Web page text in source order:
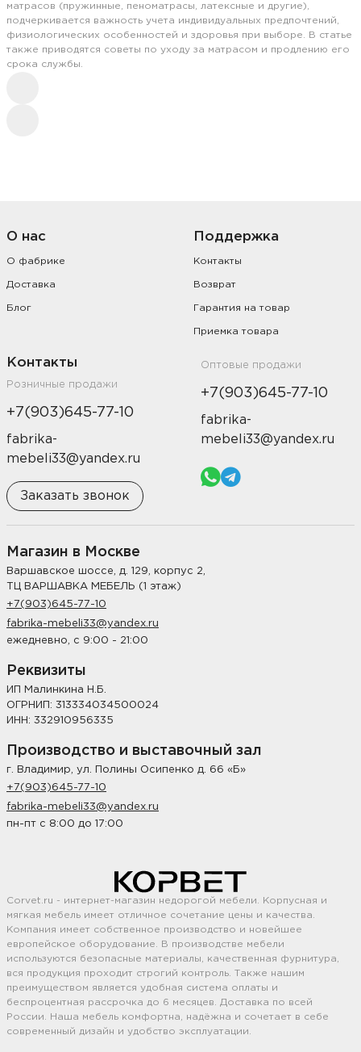
матрасов (пружинные, пеноматрасы, латексные и другие),
подчеркивается важность учета индивидуальных предпочтений,
физиологических особенностей и здоровья при выборе. В статье
также приводятся советы по уходу за матрасом и продлению его
срока службы.
О нас
О фабрике
Доставка
Блог
Поддержка
Контакты
Возврат
Гарантия на товар
Приемка товара
Контакты
Розничные продажи
+7(903)645-77-10
fabrika-
mebeli33@yandex.ru
Заказать звонок
Оптовые продажи
+7(903)645-77-10
fabrika-
mebeli33@yandex.ru
Магазин в Москве
Варшавское шоссе, д. 129, корпус 2,
ТЦ ВАРШАВКА МЕБЕЛЬ (1 этаж)
+7(903)645-77-10
fabrika-mebeli33@yandex.ru
ежедневно, с 9:00 - 21:00
Реквизиты
ИП Малинкина Н.Б.
ОГРНИП: 313334034500024
ИНН: 332910956335
Производство и выставочный зал
г. Владимир, ул. Полины Осипенко д. 66 «Б»
+7(903)645-77-10
fabrika-mebeli33@yandex.ru
пн-пт с 8:00 до 17:00
Corvet.ru - интернет-магазин недорогой мебели. Корпусная и
мягкая мебель имеет отличное сочетание цены и качества.
Компания имеет собственное производство и новейшее
европейское оборудование. В производстве мебели
используются безопасные материалы, качественная фурнитура,
вся продукция проходит строгий контроль. Также нашим
преимуществом является удобная система оплаты и
беспроцентная рассрочка до 6 месяцев. Доставка по всей
России. Наша мебель комфортна, надёжна и сочетает в себе
современный дизайн и удобство эксплуатации.